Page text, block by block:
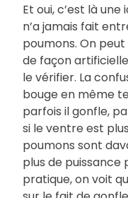
Et oui, c’est là
n’a jamais fait
poumons. On
de façon
le vérifier. La
bouge en même
parfois il gonfle,
si le ventre est
poumons sont
plus de
pratique, on voit